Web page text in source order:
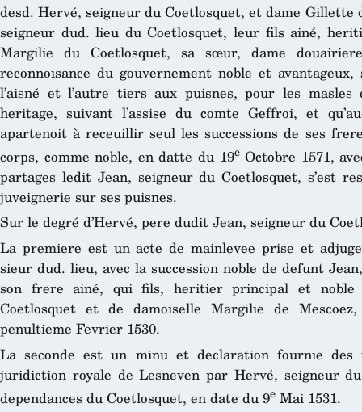
desd. Hervé, seigneur du Coetlosquet, et dame Gillette
seigneur dud. lieu du Coetlosquet, leur fils ainé,
Margilie du Coetlosquet, sa sœur, dame
reconnoisance du gouvernement noble et
l’aisné et l’autre tiers aux puisnes, pour les
heritage, suivant l’assise du comte Geffroi, et
apartenoit à receuillir seul les successions de ses
corps, comme noble, en datte du 19eOctobre 1571,
partages ledit Jean, seigneur du Coetlosquet, s’est
juveignerie sur ses puisnes.
Sur le degré d’Hervé, pere dudit Jean, seigneur du
La premiere est un acte de mainlevee prise et
sieur dud. lieu, avec la succession noble de defunt
son frere ainé, qui fils, heritier principal et
Coetlosquet et de damoiselle Margilie de
penultieme Fevrier 1530.
La seconde est un minu et declaration fournie
juridiction royale de Lesneven par Hervé, seigneur
dependances du Coetlosquet, en date du 9e Mai 1531.